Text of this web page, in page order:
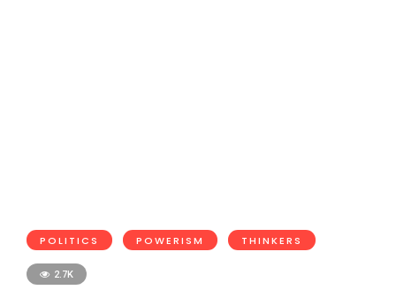
POLITICS POWERISM THINKERS
2.7K